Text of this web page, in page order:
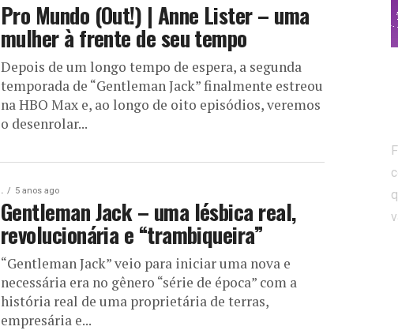
Pro Mundo (Out!) | Anne Lister – uma
mulher à frente de seu tempo
Depois de um longo tempo de espera, a segunda
temporada de “Gentleman Jack” finalmente estreou
na HBO Max e, ao longo de oito episódios, veremos
o desenrolar...
. 5 anos ago
Gentleman Jack – uma lésbica real,
revolucionária e “trambiqueira”
“Gentleman Jack” veio para iniciar uma nova e
necessária era no gênero “série de época” com a
história real de uma proprietária de terras,
empresária e...